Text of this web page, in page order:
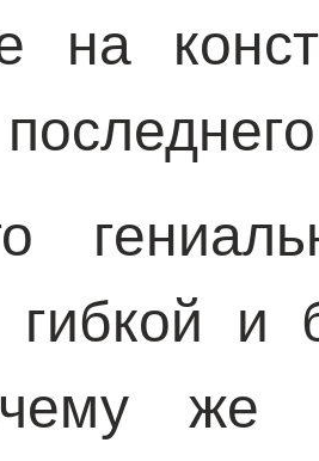
на
гибкой и
же